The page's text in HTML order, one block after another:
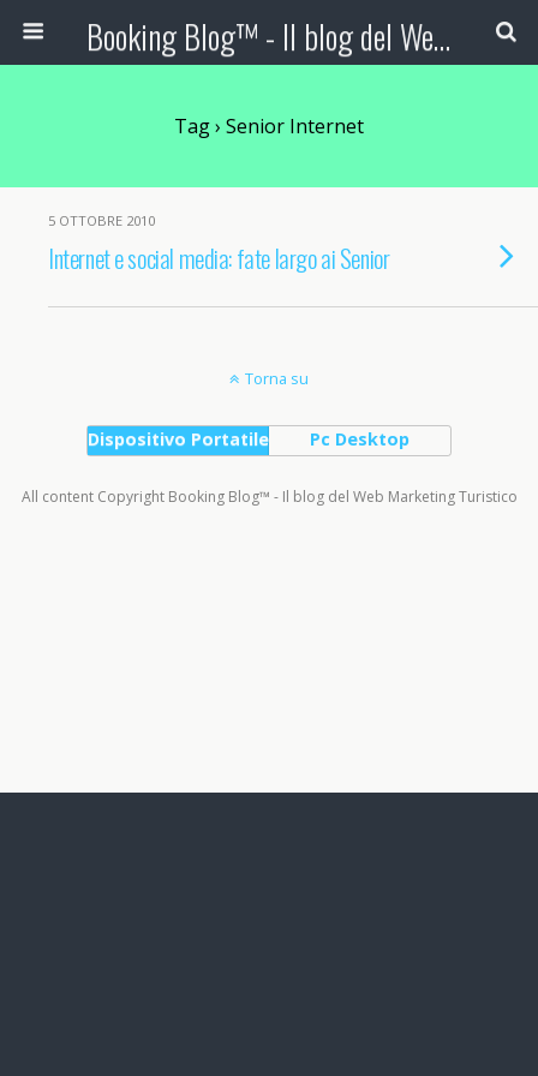
Booking Blog™ - Il blog del Web Marketing Turistico
Tag › Senior Internet
5 OTTOBRE 2010
Internet e social media: fate largo ai Senior
Torna su
Dispositivo Portatile Pc Desktop
All content Copyright Booking Blog™ - Il blog del Web Marketing Turistico